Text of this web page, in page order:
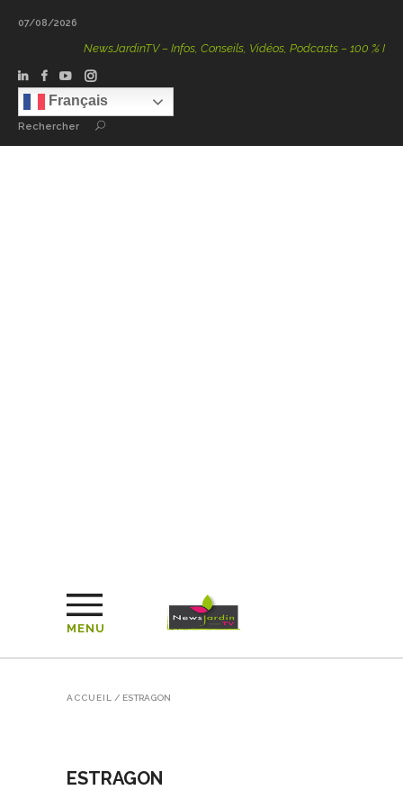
07/08/2026
NewsJardinTV – Infos, Conseils, Vidéos, Podcasts – 100 %
Français
Rechercher
MENU
ACCUEIL / ESTRAGON
ESTRAGON